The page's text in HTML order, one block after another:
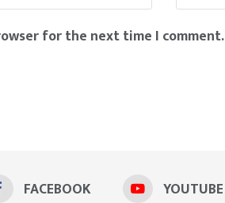
for the next time I comment.
FACEBOOK YOUTUBE